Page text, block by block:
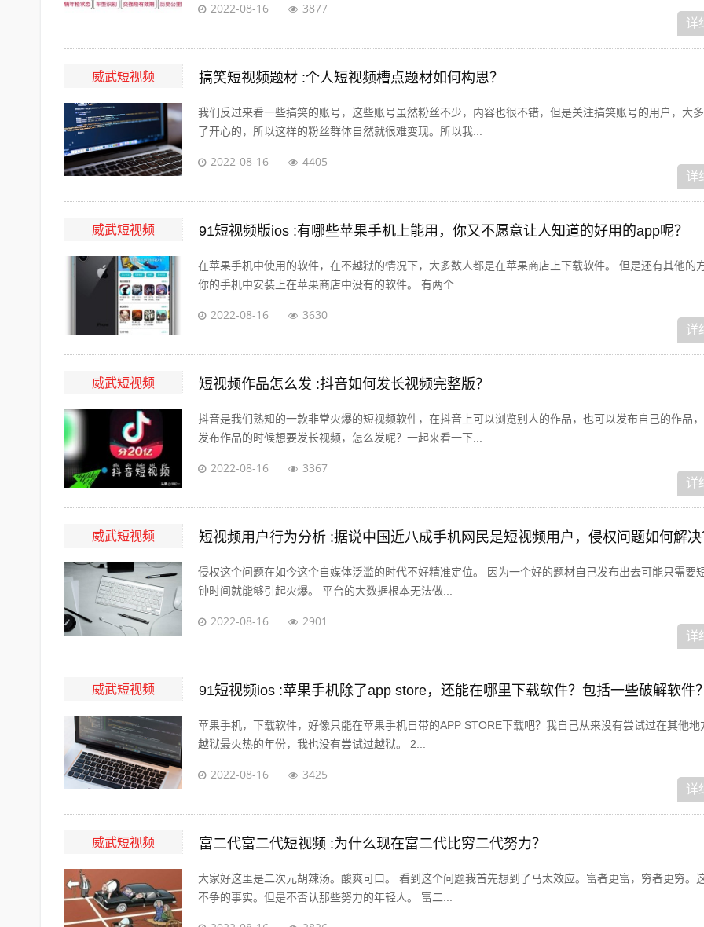
2022-08-16 3877
详
威武短视频 搞笑短视频题材 :个人短视频槽点题材如何构思？
我们反过来看一些搞笑的账号，这些账号虽然粉丝不少，内容也很不错，但是关注搞笑账号的用户，大
了开心的，所以这样的粉丝群体自然就很难变现。所以我...
2022-08-16 4405
详
威武短视频 91短视频版ios :有哪些苹果手机上能用，你又不愿意让人知道的好用的app呢？
在苹果手机中使用的软件，在不越狱的情况下，大多数人都是在苹果商店上下载软件。 但是还有其他的
你的手机中安装上在苹果商店中没有的软件。 有两个...
2022-08-16 3630
详
威武短视频 短视频作品怎么发 :抖音如何发长视频完整版？
抖音是我们熟知的一款非常火爆的短视频软件，在抖音上可以浏览别人的作品，也可以发布自己的作品
发布作品的时候想要发长视频，怎么发呢？一起来看一下...
2022-08-16 3367
详
威武短视频 短视频用户行为分析 :据说中国近八成手机网民是短视频用户，侵权问题如何解决
侵权这个问题在如今这个自媒体泛滥的时代不好精准定位。 因为一个好的题材自己发布出去可能只需要
钟时间就能够引起火爆。 平台的大数据根本无法做...
2022-08-16 2901
详
威武短视频 91短视频ios :苹果手机除了app store，还能在哪里下载软件？包括一些破解软件？
苹果手机，下载软件，好像只能在苹果手机自带的APP STORE下载吧？我自己从来没有尝试过在其他地
越狱最火热的年份，我也没有尝试过越狱。 2...
2022-08-16 3425
详
威武短视频 富二代富二代短视频 :为什么现在富二代比穷二代努力？
大家好这里是二次元胡辣汤。酸爽可口。 看到这个问题我首先想到了马太效应。富者更富，穷者更穷。
不争的事实。但是不否认那些努力的年轻人。 富二...